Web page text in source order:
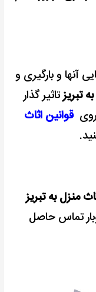
آنها و بارگیری و
تبریزتاثیر گذار
قوانین اثاث
منزل به تبریز
تماس حاصل